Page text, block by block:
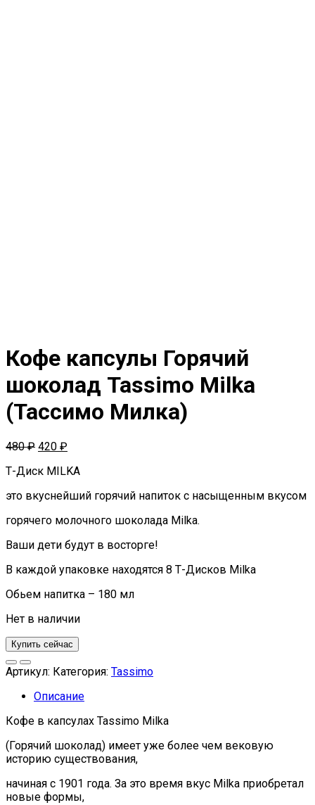
Кофе капсулы Горячий
шоколад Tassimo Milka
(Тассимо Милка)
480₽ 420 ₽
Т-Диск MILKA
это вкуснейший горячий напиток с насыщенным вкусом
горячего молочного шоколада Milka.
Ваши дети будут в восторге!
В каждой упаковке находятся 8 Т-Дисков Мilka
Обьем напитка – 180 мл
Нет в наличии
Купить сейчас
Артикул: Категория: Tassimo
Описание
Кофе в капсулах Tassimo Milka
(Горячий шоколад) имеет уже более чем вековую
историю существования,
начиная с 1901 года. За это время вкус Milka приобретал
новые формы,